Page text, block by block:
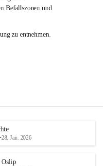
Befallszonen und
zu entnehmen.
28. Jan. 2026
Oslip